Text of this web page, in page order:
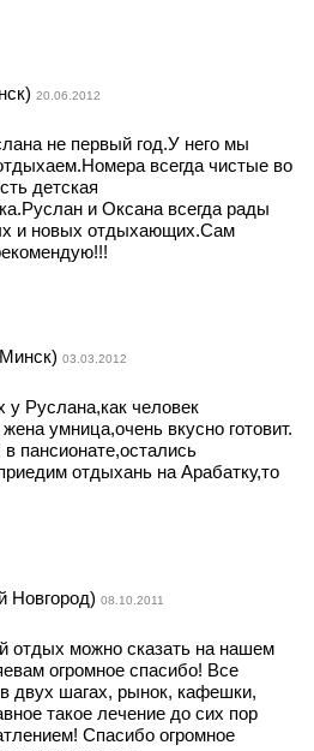
20.06.2012
не первый год.У него мы
всегда чистые во
детская
и Оксана всегда рады
и новых отдыхающих.Сам
03.03.2012
Руслана,как человек
умница,очень вкусно готовит.
пансионате,остались
отдыхань на Арабатку,то
Новгород)08.10.2011
отдых можно сказать на нашем
огромное спасибо! Все
двух шагах, рынок, кафешки,
такое лечение до сих пор
Спасибо огромное